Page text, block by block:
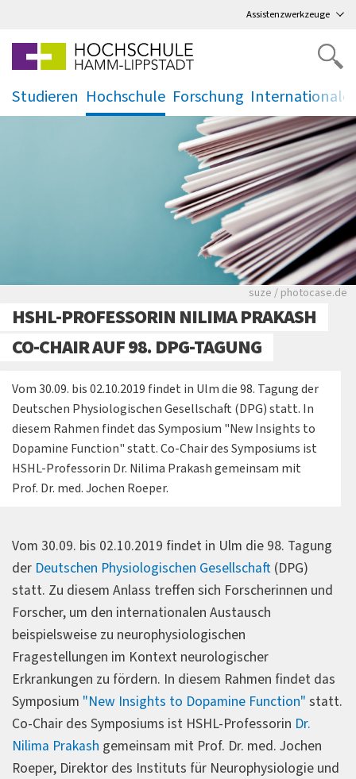
Assistenzwerkzeuge
Studieren
.
Hochschule
.
Forschung
. .
Viele Zeitungen.
suze / photocase.de
HSHL-PROFESSORIN NILIMA PRAKASH
CO-CHAIR AUF 98. DPG-TAGUNG
Vom 30.09. bis 02.10.2019 findet in Ulm die 98. Tagung der
Deutschen Physiologischen Gesellschaft (DPG) statt. In
diesem Rahmen findet das Symposium "New Insights to
Dopamine Function" statt. Co-Chair des Symposiums ist
HSHL-Professorin Dr. Nilima Prakash gemeinsam mit
Prof. Dr. med. Jochen Roeper.
Vom 30.09. bis 02.10.2019 findet in Ulm die 98. Tagung
der Deutschen Physiologischen Gesellschaft (DPG)
statt. Zu diesem Anlass treffen sich Forscherinnen und
Forscher, um den internationalen Austausch
beispielsweise zu neurophysiologischen
Fragestellungen im Kontext neurologischer
Erkrankungen zu fördern. In diesem Rahmen findet das
Symposium "New Insights to Dopamine Function" statt.
Co-Chair des Symposiums ist HSHL-Professorin Dr.
Nilima Prakash gemeinsam mit Prof. Dr. med. Jochen
Roeper, Direktor des Instituts für Neurophysiologie und